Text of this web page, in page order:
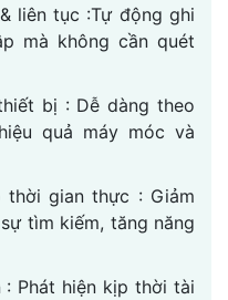
liên tục :Tự động ghi
mà không cần quét
bị : Dễ dàng theo
quả máy móc và
gian thực : Giảm
tìm kiếm, tăng năng
: Phát hiện kịp thời tài